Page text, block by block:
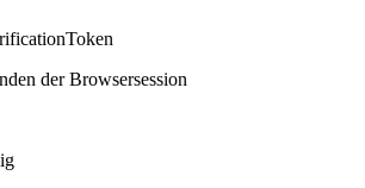
der Browsersession